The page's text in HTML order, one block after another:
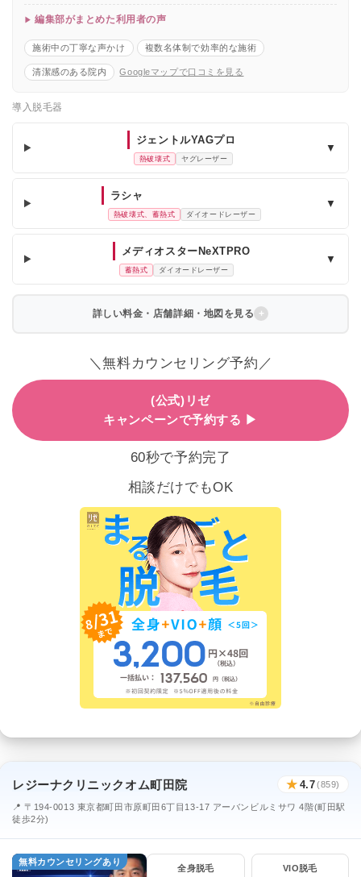
編集部がまとめた利用者の声
施術中の丁寧な声かけ 複数名体制で効率的な施術
清潔感のある院内 Googleマップで口コミを見る
導入脱毛器
ジェントルYAGプロ
熱破壊式 ヤグレーザー
▼
ラシャ
熱破壊式、蓄熱式 ダイオードレーザー
▼
メディオスターNeXTPRO
蓄熱式 ダイオードレーザー
▼
詳しい料金・店舗詳細・地図を見る
＼無料カウンセリング予約／
(公式)リゼ
キャンペーンで予約する ▶
60秒で予約完了
相談だけでもOK
レジーナクリニックオム町田院 ★ 4.7(859)
📍 〒194-0013 東京都町田市原町田6丁目13-17 アーバンビルミサワ 4階(町田駅
徒歩2分)
無料カウンセリングあり
全身脱毛 VIO脱毛